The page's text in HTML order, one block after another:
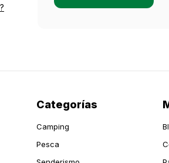
Categorías
Camping
Pesca